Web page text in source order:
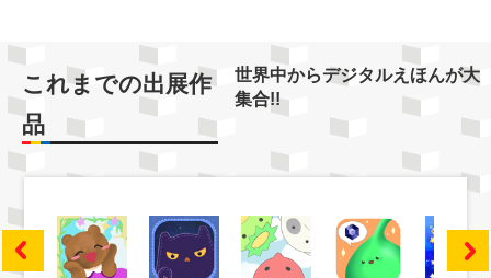
これまでの出展作
品
世界中からデジタルえほんが大
集合!!